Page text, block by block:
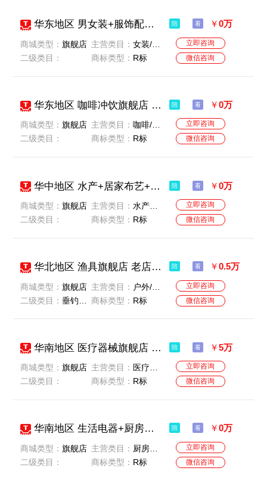
华东地区 男女装+服饰配件旗舰店 老店 无贷款 无扣分 名字好听 卖家急售 诚意转让 陪 看 ￥0万
商城类型：旗舰店
二级类目：
主营类目：女装/女士精品-男装-服饰配件/皮带/帽子/围巾
商标类型： R标
立即咨询
微信咨询
华东地区 咖啡冲饮旗舰店 老店 无贷款 无扣分 名字好听 卖家急售 诚意转让 陪 看 ￥0万
商城类型：旗舰店
二级类目：
主营类目：咖啡/麦片/冲饮
商标类型： R标
立即咨询
微信咨询
华中地区 水产+居家布艺+宠物+文化用品+居家日用旗舰店 老店 无贷款 无扣分 名字好听 卖家急售 诚意转让 陪 看 ￥0万
商城类型：旗舰店
二级类目：
主营类目：水产肉类/新鲜蔬果/熟食-居家日用-宠物/宠物食品及用品-文具电教/文化用品/商务用品-居家布艺
商标类型： R标
立即咨询
微信咨询
华北地区 渔具旗舰店 老店 无扣分 无贷款 价格实惠 一般纳税 店铺干净 最近急售 陪 看 ￥0.5万
商城类型：旗舰店
二级类目：垂钓装备-
主营类目： 户外/登山/野营/旅行用品
商标类型： R标
立即咨询
微信咨询
华南地区 医疗器械旗舰店 老店 无贷款 无扣分 名字好听 卖家急售 诚意转让 陪 看 ￥5万
商城类型：旗舰店
二级类目：
主营类目： 医疗器械
商标类型： R标
立即咨询
微信咨询
华南地区 生活电器+厨房电器旗舰店 老店 无贷款 无扣分 名字好听 卖家急售 诚意转让 陪 看 ￥0万
商城类型：旗舰店
二级类目：
主营类目： 厨房电器-生活电器
商标类型： R标
立即咨询
微信咨询